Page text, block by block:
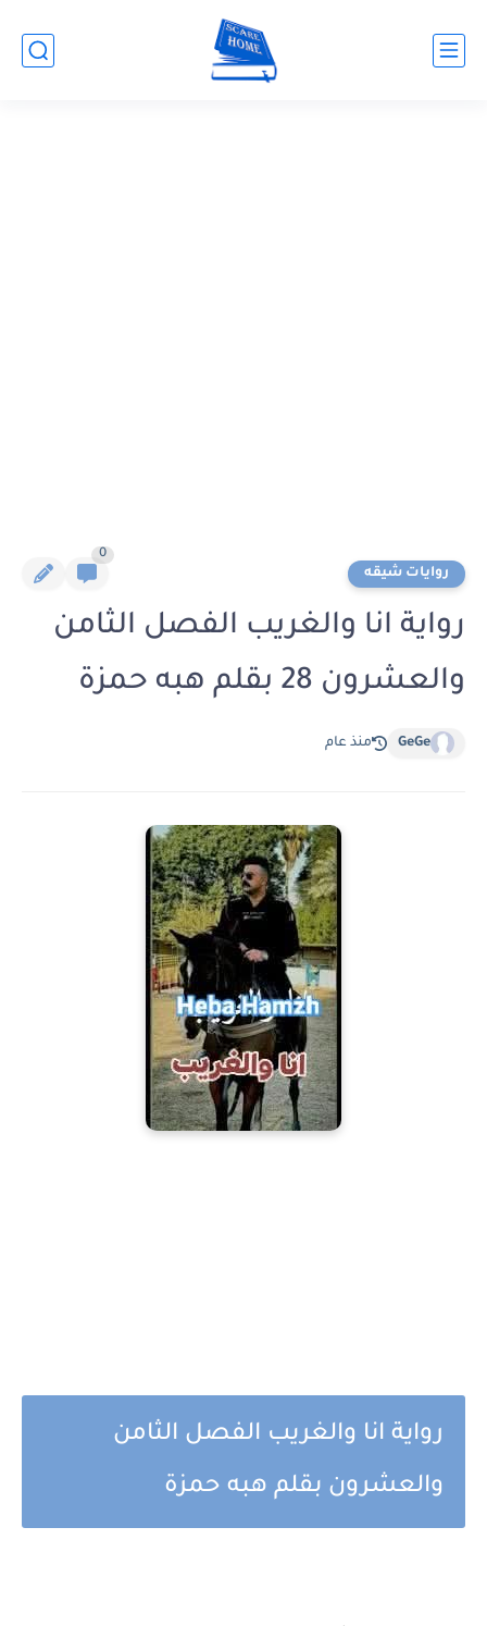
روايات شيقه
0
رواية انا والغريب الفصل الثامن
والعشرون 28 بقلم هبه حمزة
GeGe منذ عام
رواية انا والغريب الفصل الثامن
والعشرون بقلم هبه حمزة